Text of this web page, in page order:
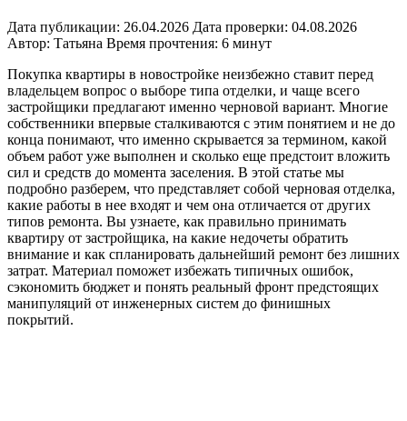
Дата публикации: 26.04.2026 Дата проверки: 04.08.2026
Автор: Татьяна Время прочтения: 6 минут
Покупка квартиры в новостройке неизбежно ставит перед
владельцем вопрос о выборе типа отделки, и чаще всего
застройщики предлагают именно черновой вариант. Многие
собственники впервые сталкиваются с этим понятием и не до
конца понимают, что именно скрывается за термином, какой
объем работ уже выполнен и сколько еще предстоит вложить
сил и средств до момента заселения. В этой статье мы
подробно разберем, что представляет собой черновая отделка,
какие работы в нее входят и чем она отличается от других
типов ремонта. Вы узнаете, как правильно принимать
квартиру от застройщика, на какие недочеты обратить
внимание и как спланировать дальнейший ремонт без лишних
затрат. Материал поможет избежать типичных ошибок,
сэкономить бюджет и понять реальный фронт предстоящих
манипуляций от инженерных систем до финишных
покрытий.​